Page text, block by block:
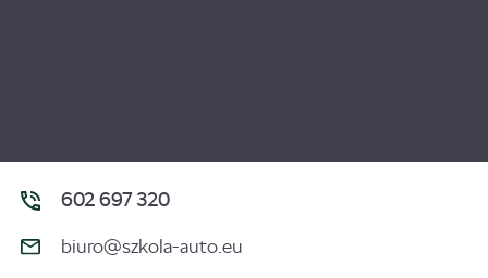
602 697 320
biuro@szkola-auto.eu